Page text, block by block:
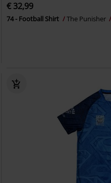
€ 32,99
74 - Football Shirt The Punisher